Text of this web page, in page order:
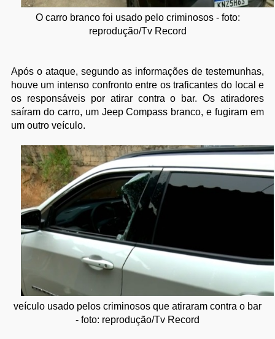
O carro branco foi usado pelo criminosos - foto:
reprodução/Tv Record
Após o ataque, segundo as informações de testemunhas,
houve um intenso confronto entre os traficantes do local e
os responsáveis por atirar contra o bar. Os atiradores
saíram do carro, um Jeep Compass branco, e fugiram em
um outro veículo.
veículo usado pelos criminosos que atiraram contra o bar
- foto: reprodução/Tv Record